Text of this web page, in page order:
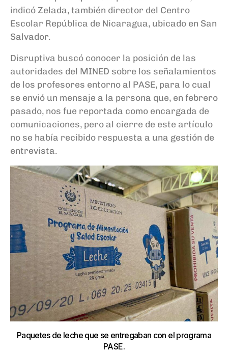
indicó Zelada, también director del Centro
Escolar República de Nicaragua, ubicado en San
Salvador.
Disruptiva buscó conocer la posición de las
autoridades del MINED sobre los señalamientos
de los profesores entorno al PASE, para lo cual
se envió un mensaje a la persona que, en febrero
pasado, nos fue reportada como encargada de
comunicaciones, pero al cierre de este artículo
no se había recibido respuesta a una gestión de
entrevista.
Paquetes de leche que se entregaban con el programa
PASE.